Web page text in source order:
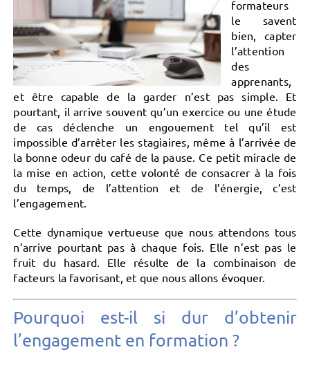
formateurs
le savent
bien, capter
l’attention
des
apprenants,
et être capable de la garder n’est pas simple. Et
pourtant, il arrive souvent qu’un exercice ou une étude
de cas déclenche un engouement tel qu’il est
impossible d’arrêter les stagiaires, même à l’arrivée de
la bonne odeur du café de la pause. Ce petit miracle de
la mise en action, cette volonté de consacrer à la fois
du temps, de l’attention et de l’énergie, c’est
l’engagement.
Cette dynamique vertueuse que nous attendons tous
n’arrive pourtant pas à chaque fois. Elle n’est pas le
fruit du hasard. Elle résulte de la combinaison de
facteurs la favorisant, et que nous allons évoquer.
Pourquoi est-il si dur d’obtenir
l’engagement en formation ?